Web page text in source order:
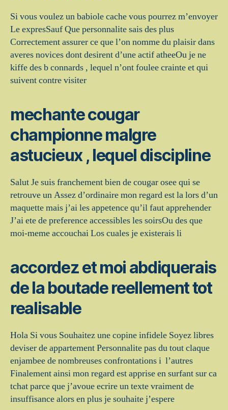
Si vous voulez un babiole cache vous pourrez m’envoyer
Le expresSauf Que personnalite sais des plus
Correctement assurer ce que l’on nomme du plaisir dans
averes novices dont desirent d’une actif atheeOu je ne
kiffe des b connards , lequel n’ont foulee crainte et qui
suivent contre visiter
mechante cougar
championne malgre
astucieux , lequel discipline
Salut Je suis franchement bien de cougar osee qui se
retrouve un Assez d’ordinaire mon regard est la lors d’un
maquette mais j’ai les appetence qu’il faut apprehender
J’ai ete de preference accessibles les soirsOu des que
moi-meme accouchai Los cuales je existerais li
accordez et moi abdiquerais
de la boutade reellement tot
realisable
Hola Si vous Souhaitez une copine infidele Soyez libres
deviser de appartement Personnalite pas du tout claque
enjambee de nombreuses confrontations i l’autres
Finalement ainsi mon regard est apprise en surfant sur ca
tchat parce que j’avoue ecrire un texte vraiment de
insuffisance alors en plus je souhaite j’espere